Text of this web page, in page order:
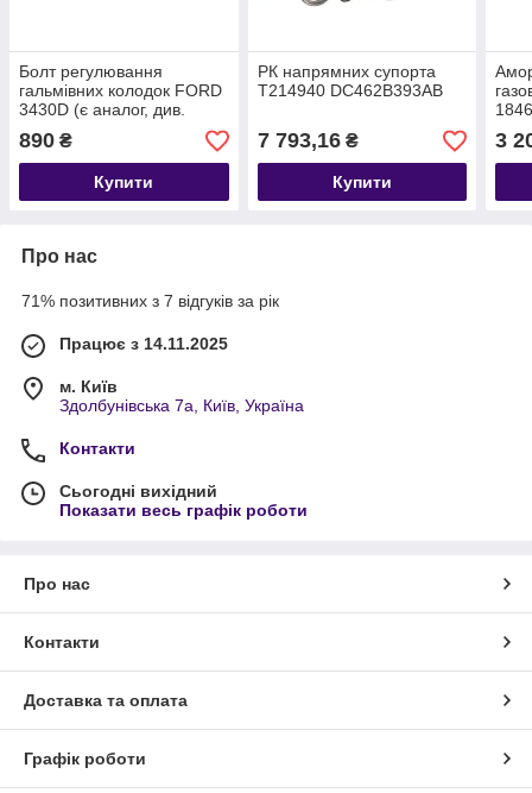
Болт регулювання
гальмівних колодок FORD
3430D (є аналог, див.
164286) T187593
6C462A105AB
890 ₴
Купити
РК напрямних супорта
T214940 DC462B393AB
7 793,16₴
Купити
3
Про нас
71% позитивних з 7 відгуків за рік
Працює з 14.11.2025
м. Київ
Здолбунівська 7а, Київ, Україна
Контакти
Сьогодні вихідний
Показати весь графік роботи
Про нас
Контакти
Доставка та оплата
Графік роботи